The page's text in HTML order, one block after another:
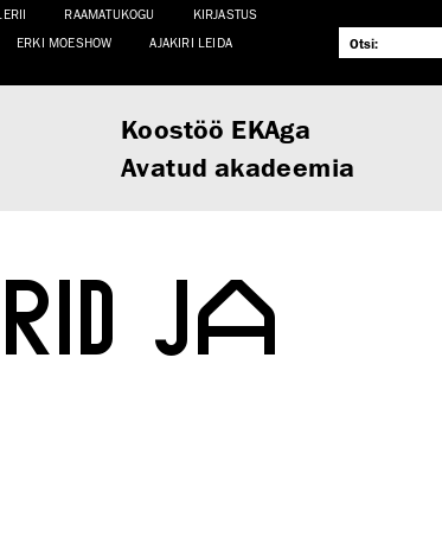
RAAMATUKOGU
KIRJASTUS
ERKI MOESHOW
AJAKIRI LEIDA
Koostöö EKAga
Avatud akadeemia
JA